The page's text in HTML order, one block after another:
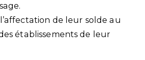
de leur solde au
établissements de leur